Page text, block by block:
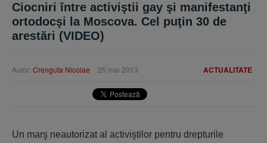
Ciocniri între activiştii gay şi manifestanţi
ortodocşi la Moscova. Cel puţin 30 de
arestări (VIDEO)
ACTUALITATE
Autor: Crenguta Nicolae 25 mai 2013
Un marş neautorizat al activiştilor pentru drepturile